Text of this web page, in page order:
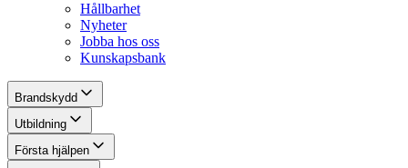
Hållbarhet
Nyheter
Jobba hos oss
Kunskapsbank
Brandskydd
Utbildning
Första hjälpen